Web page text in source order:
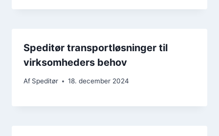
Speditør transportløsninger til
virksomheders behov
Af Speditør 18. december 2024